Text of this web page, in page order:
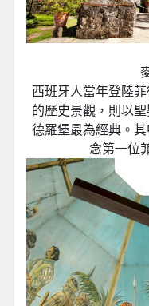
西班牙人當年登陸
的歷史景觀，則以
德羅堡最為經典。
念第一位